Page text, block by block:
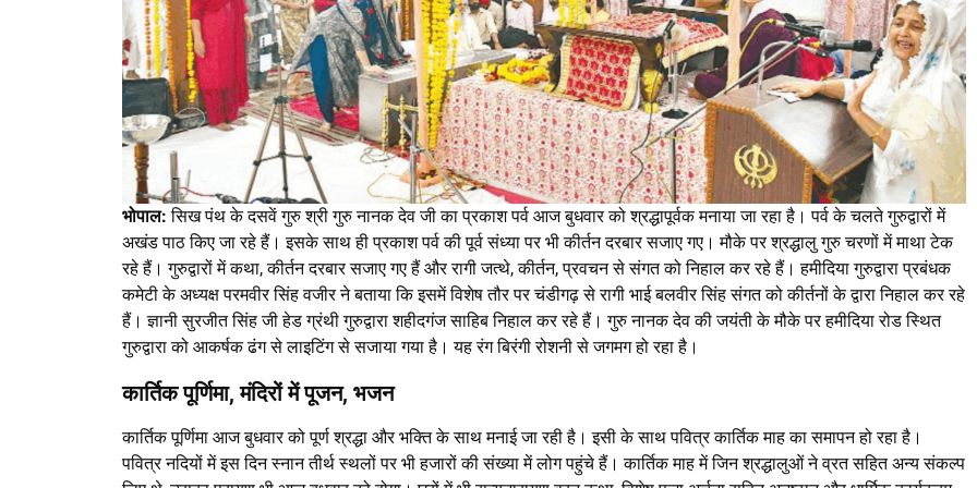
भोपाल: सिख पंथ के दसवें गुरु श्री गुरु नानक देव जी का प्रकाश पर्व आज बुधवार को श्रद्धापूर्वक मनाया जा रहा है। पर्व के चलते गुरुद्वारों में
अखंड पाठ किए जा रहे हैं। इसके साथ ही प्रकाश पर्व की पूर्व संध्या पर भी कीर्तन दरबार सजाए गए। मौके पर श्रद्धालु गुरु चरणों में माथा टेक
रहे हैं। गुरुद्वारों में कथा, कीर्तन दरबार सजाए गए हैं और रागी जत्थे, कीर्तन, प्रवचन से संगत को निहाल कर रहे हैं। हमीदिया गुरुद्वारा प्रबंधक
कमेटी के अध्यक्ष परमवीर सिंह वजीर ने बताया कि इसमें विशेष तौर पर चंडीगढ़ से रागी भाई बलवीर सिंह संगत को कीर्तनों के द्वारा निहाल कर रहे
हैं। ज्ञानी सुरजीत सिंह जी हेड ग्रंथी गुरुद्वारा शहीदगंज साहिब निहाल कर रहे हैं। गुरु नानक देव की जयंती के मौके पर हमीदिया रोड स्थित
गुरुद्वारा को आकर्षक ढंग से लाइटिंग से सजाया गया है। यह रंग बिरंगी रोशनी से जगमग हो रहा है।
कार्तिक पूर्णिमा, मंदिरों में पूजन, भजन
कार्तिक पूर्णिमा आज बुधवार को पूर्ण श्रद्धा और भक्ति के साथ मनाई जा रही है। इसी के साथ पवित्र कार्तिक माह का समापन हो रहा है।
पवित्र नदियों में इस दिन स्नान तीर्थ स्थलों पर भी हजारों की संख्या में लोग पहुंचे हैं। कार्तिक माह में जिन श्रद्धालुओं ने व्रत सहित अन्य संकल्प